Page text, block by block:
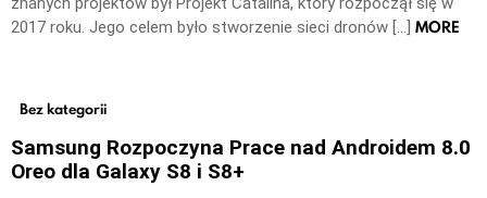
2017 roku. Jego celem było stworzenie sieci dronów […] MORE
Bez kategorii
Samsung Rozpoczyna Prace nad Androidem 8.0
Oreo dla Galaxy S8 i S8+